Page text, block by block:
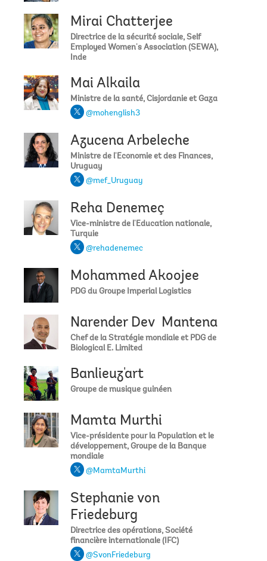
Mirai Chatterjee
Directrice de la sécurité sociale, Self
Employed Women's Association (SEWA),
Inde
Mai Alkaila
Ministre de la santé, Cisjordanie et Gaza
@mohenglish3
Azucena Arbeleche
Ministre de l'Economie et des Finances,
Uruguay
@mef_Uruguay
Reha Denemeç
Vice-ministre de l'Education nationale,
Turquie
@rehadenemec
Mohammed Akoojee
PDG du Groupe Imperial Logistics
Narender Dev Mantena
Chef de la Stratégie mondiale et PDG de
Biological E. Limited
Banlieuz'art
Groupe de musique guinéen
Mamta Murthi
Vice-présidente pour la Population et le
développement, Groupe de la Banque
mondiale
@MamtaMurthi
Stephanie von
Friedeburg
Directrice des opérations, Société
financière internationale (IFC)
@SvonFriedeburg